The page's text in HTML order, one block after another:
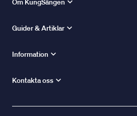
Om KungSängen
Guider & Artiklar
Information
Kontakta oss